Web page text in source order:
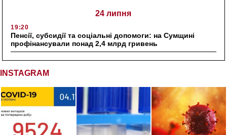
24 липня
19:20
Пенсії, субсидії та соціальні допомоги: на Сумщині
профінансували понад 2,4 млрд гривень
INSTAGRAM